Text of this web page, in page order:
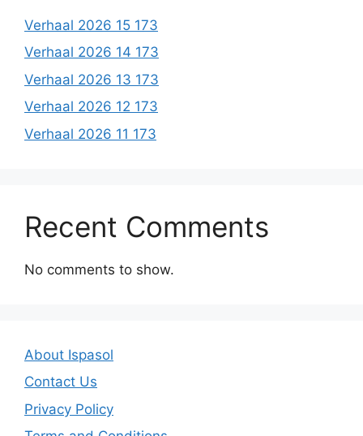
Verhaal 2026 15 173
Verhaal 2026 14 173
Verhaal 2026 13 173
Verhaal 2026 12 173
Verhaal 2026 11 173
Recent Comments
No comments to show.
About Ispasol
Contact Us
Privacy Policy